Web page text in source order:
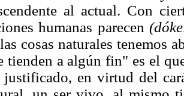
al actual. Con
humanas parecen
cosas naturales tenemos
tienden a algún fin" es el
justificado, en virtud del